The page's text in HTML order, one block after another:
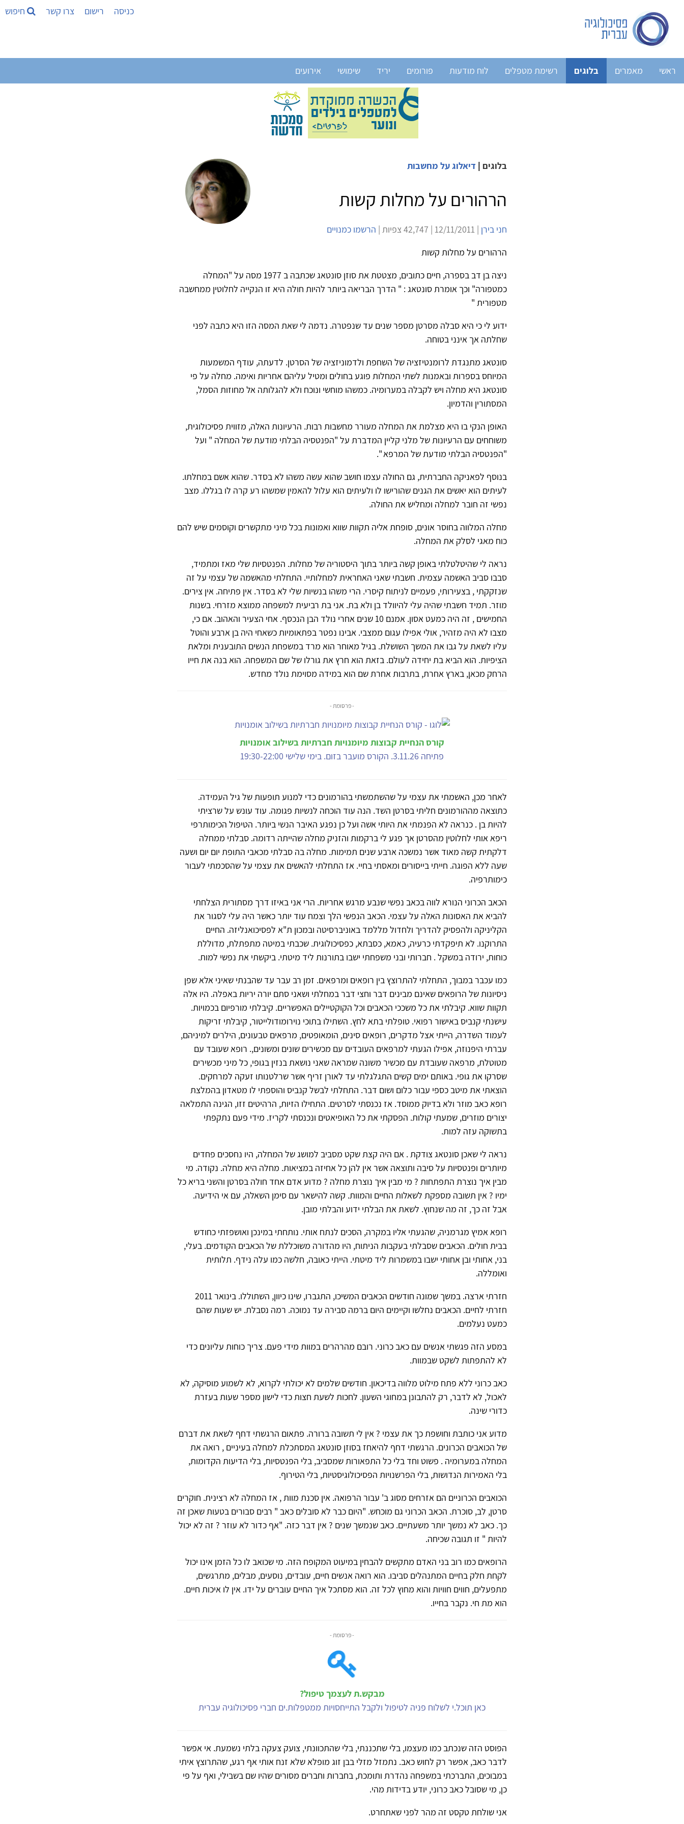
כניסה רישום צרו קשר חיפוש
ראשי מאמרים בלוגים רשימת מטפלים לוח מודעות פורומים יריד שימושי אירועים
בלוגים | דיאלוג על מחשבות
הרהורים על מחלות קשות
חני בירן | 12/11/2011 | 42,747 צפיות |
הרשמו כמנויים
הרהורים על מחלות קשות
ניצה בן דב בספרה, חיים כתובים, מצטטת את סוזן סונטאג שכתבה ב 1977 מסה על "המחלה
כמטפורה" וכך אומרת סונטאג : " הדרך הבריאה ביותר להיות חולה היא זו הנקייה לחלוטין ממחשבה
מטפורית "
ידוע לי כי היא סבלה מסרטן מספר שנים עד שנפטרה. נדמה לי שאת המסה הזו היא כתבה לפני
שחלתה אך אינני בטוחה.
סונטאג מתנגדת לרומנטיזציה של השחפת ולדמוניזציה של הסרטן. לדעתה, עודף המשמעות
המיוחס בספרות ובאמנות לשתי המחלות פוגע בחולים ומטיל עליהם אחריות ואימה. מחלה על פי
סונטאג היא מחלה ויש לקבלה במערומיה. כמשהו מוחשי ונוכח ולא להגלותה אל מחוזות הסמל,
המסתורין והדמיון.
האופן הנקי בו היא מצלמת את המחלה מעורר מחשבות רבות. הרעיונות האלה, מזווית פסיכולוגית,
משוחחים עם הרעיונות של מלני קליין המדברת על "הפנטסיה הבלתי מודעת של המחלה " ועל
"הפנטסיה הבלתי מודעת של המרפא ".
בנוסף לפאניקה החברתית, גם החולה עצמו חושב שהוא עשה משהו לא בסדר. שהוא אשם במחלתו.
לעיתים הוא יאשים את הגנים שהורישו לו ולעיתים הוא עלול להאמין שמשהו רע קרה לו בגללו. מצב
נפשי זה חובר למחלה ומחליש את החולה.
מחלה המלווה בחוסר אונים, סופחת אליה תקוות שווא ואמונות בכל מיני מתקשרים וקוסמים שיש להם
כוח מאגי לסלק את המחלה.
נראה לי שהיטלטלתי באופן קשה ביותר בתוך היסטוריה של מחלות. הפנטסיות שלי מאז ומתמיד,
סבבו סביב האשמה עצמית. חשבתי שאני האחראית למחלותיי. התחלתי מהאשמה של עצמי על זה
שנזקקתי , בצעירותי, פעמיים לניתוח קיסרי. הרי משהו בנשיות שלי לא בסדר. אין פתיחה. אין צירים.
מוזר. תמיד חשבתי שהיה עלי להיוולד בן ולא בת. אני בת רביעית למשפחה ממוצא מזרחי. בשנות
החמישים , זה היה כמעט אסון. אמנם 10 שנים אחרי נולד הבן הנכסף. אחי הצעיר והאהוב. אם כי,
מצבו לא היה מזהיר, אולי אפילו עגום ממצבי. אבינו נפטר בפתאומיות כשאחי היה בן ארבע והוטל
עליו לשאת על גבו את המשך השושלת. בגיל מאוחר הוא מרד במשפחת הנשים התובענית ומלאת
הציפיות. הוא הביא בת יחידה לעולם. בזאת הוא חרץ את גורלו של שם המשפחה. הוא בנה את חייו
הרחק מכאן, בארץ אחרת, בתרבות אחרת שם הוא במידה מסוימת נולד מחדש.
- פרסומת -
קורס הנחיית קבוצות מיומנויות חברתיות בשילוב אומנויות
פתיחה 3.11.26. הקורס מועבר בזום. בימי שלישי 19:30-22:00
לאחר מכן, האשמתי את עצמי על שהשתמשתי בהורמונים כדי למנוע תופעות של גיל העמידה.
כתוצאה מההורמונים חליתי בסרטן השד. הנה עוד הוכחה לנשיות פגומה. עוד עונש על שרציתי
להיות בן . כנראה לא הפנמתי את היותי אשה ועל כן נפגע האיבר הנשי ביותר. הטיפול הכימותרפי
ריפא אותי לחלוטין מהסרטן אך פגע לי ברקמות והזניק מחלה שהייתה רדומה. סבלתי ממחלה
דלקתית קשה מאוד אשר נמשכה ארבע שנים תמימות. מחלה בה סבלתי מכאבי התופת יום יום ושעה
שעה ללא הפוגה. חייתי בייסורים ומאסתי בחיי. אז התחלתי להאשים את עצמי על שהסכמתי לעבור
כימותרפיה.
הכאב הכרוני הנורא לווה בכאב נפשי שנבע מרגש אחריות. הרי אני באיזו דרך מסתורית הצלחתי
להביא את האסונות האלה על עצמי. הכאב הנפשי הלך וצמח עוד יותר כאשר היה עלי לסגור את
הקליניקה ולהפסיק להדריך ולחדול מללמד באוניברסיטה ובמכון ת"א לפסיכואנליזה. החיים
התרוקנו. לא תיפקדתי כרעיה, כאמא, כסבתא, כפסיכולוגית. שכבתי במיטה מתפתלת, מדוללת
כוחות, ירודה במשקל . חברותי ובני משפחתי ישבו בתורנות ליד מיטתי. ביקשתי את נפשי למות.
כמו עכבר במבוך, התחלתי להתרוצץ בין רופאים ומרפאים. זמן רב עבר עד שהבנתי שאיני אלא שפן
ניסיונות של הרופאים שאינם מבינים דבר וחצי דבר במחלתי ושאני סתם יורה יריות באפלה. היו אלה
תקוות שווא. קיבלתי את כל משככי הכאבים וכל הקוקטיילים האפשריים. קיבלתי מורפיום בכמויות.
עישנתי קנביס באישור רפואי. טופלתי בתא לחץ. השתילו בתוכי נוירומודולייטור, קיבלתי זריקות
לעמוד השדרה, הייתי אצל מדקרים, רופאים סינים, הומאופטים, מרפאים טבעונים, הילרים למיניהם,
עברתי היפנוזה, אפילו הגעתי למרפאים העובדים עם מכשירים שונים ומשונים,. רופא שעובד עם
מטוטלת, מרפאה שעובדת עם מכשיר משונה שמראה שאני נושאת בנזין בגופי, כל מיני מכשירים
שסרקו את גופי. באותם ימים קשים התגלגלתי עד לאורן זריף אשר שרלטנותו זעקה למרחקים.
הוצאתי את מיטב כספי עבור כלום ושום דבר. התחלתי לבשל קנביס והוספתי לו מטאדון בהמלצת
רופא כאב מוזר ולא בדיוק ממוסד. אז נכנסתי לסרטים. התחילו הזיות, הרהיטים זזו, הגינה התמלאה
יצורים מוזרים, שמעתי קולות. הפסקתי את כל האופיאטים ונכנסתי לקריז. מידי פעם נתקפתי
בתשוקה עזה למות.
נראה לי שאכן סונטאג צודקת . אם היה קצת שקט מסביב למושג של המחלה, היו נחסכים פחדים
מיותרים ופנטסיות על סיבה ותוצאה אשר אין להן כל אחיזה במציאות. מחלה היא מחלה. נקודה. מי
מבין איך נוצרת התפתחות ? מי מבין איך נוצרת מחלה ? מדוע אדם אחד חולה בסרטן והשני בריא כל
ימיו ? אין תשובה מספקת לשאלות החיים והמוות. קשה להישאר עם סימן השאלה, עם אי הידיעה.
אבל זה כך, זה מה שנחוץ. לשאת את הבלתי ידוע והבלתי מובן.
רופא אמיץ מגרמניה, שהגעתי אליו במקרה, הסכים לנתח אותי. נותחתי במינכן ואושפזתי כחודש
בבית חולים. הכאבים שסבלתי בעקבות הניתוח, היו מהדורה משוכללת של הכאבים הקודמים. בעלי,
בני, אחותי ובן אחותי ישבו במשמרות ליד מיטתי. הייתי כאובה, חלשה כמו עלה נידף. תלותית
ואומללה.
חזרתי ארצה. במשך שמונה חודשים הכאבים המשיכו, התגברו, שינו כיוון, השתוללו. בינואר 2011
חזרתי לחיים. הכאבים נחלשו וקיימים היום ברמה סבירה עד נמוכה. רמה נסבלת. יש שעות שהם
כמעט נעלמים.
במסע הזה פגשתי אנשים עם כאב כרוני. רובם מהרהרים במוות מידי פעם. צריך כוחות עליונים כדי
לא להתפתות לשקט שבמוות.
כאב כרוני ללא פתח מילוט מלווה בדיכאון. חודשים שלמים לא יכולתי לקרוא, לא לשמוע מוסיקה, לא
לאכול, לא לדבר, רק להתבונן במחוגי השעון. לחכות לשעת חצות כדי לישון מספר שעות בעזרת
כדורי שינה.
מדוע אני כותבת וחושפת כך את עצמי ? אין לי תשובה ברורה. פתאום הרגשתי דחף לשאת את דברם
של הכואבים הכרונים. הרגשתי דחף להיאחז בסוזן סונטאג המסתכלת למחלה בעיניים , רואה את
המחלה במערומיה . פשוט וחד בלי כל התפאורות שמסביב, בלי הפנטסיות, בלי הדיעות הקדומות,
בלי האמירות הנדושות, בלי הפרשנויות הפסיכולוגיסטיות, בלי הטירוף.
הכואבים הכרוניים הם אזרחים מסוג ב' עבור הרפואה. אין סכנת מוות , אז המחלה לא רצינית. חוקרים
סרטן, לב, סוכרת. הכאב הכרוני גם מוכחש. "היום כבר לא סובלים כאב " רבים סבורים בטעות שאכן זה
כך. כאב לא נמשך יותר משעתיים. כאב שנמשך שנים ? אין דבר כזה. "אף כדור לא עוזר ? זה לא יכול
להיות " זו תגובה שכיחה.
הרופאים כמו רוב בני האדם מתקשים להבחין במיעוט המקופח הזה. מי שכואב לו כל הזמן אינו יכול
לקחת חלק בחיים המתנהלים סביבו. הוא רואה אנשים חיים, עובדים, נוסעים, מבלים, מתרגשים,
מתפעלים, חווים חוויות והוא מחוץ לכל זה. הוא מסתכל איך החיים עוברים על ידו. אין לו איכות חיים.
הוא מת חי. נקבר בחייו.
- פרסומת -
מבקש.ת לעצמך טיפול?
כאן תוכל.י לשלוח פניה לטיפול ולקבל התייחסויות ממטפלות.ים חברי פסיכולוגיה עברית
הפוסט הזה שנכתב כמו מעצמו, בלי שתכננתי, בלי שהתכוונתי, צועק צעקה בלתי נשמעת. אי אפשר
לדבר כאב, אפשר רק לחוש כאב. נתמזל מזלי בבן זוג מופלא שלא זנח אותי אף רגע, שהתרוצץ איתי
במבוכים, התברכתי במשפחה נהדרת ותומכת, בחברות וחברים מסורים שהיו שם בשבילי, ואף על פי
כן, מי שסובל כאב כרוני, יודע בדידות מהי.
אני שולחת טקסט זה מהר לפני שאתחרט.